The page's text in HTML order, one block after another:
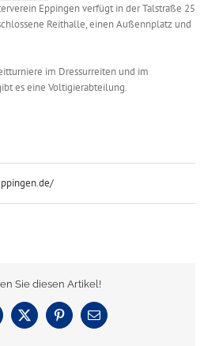
Eppingen verfügt in der Talstraße 25
Reithalle, einen Außennplatz und
im Dressurreiten und im
es eine Voltigierabteilung.
Sie diesen Artikel!
X PinterestE-
Mail